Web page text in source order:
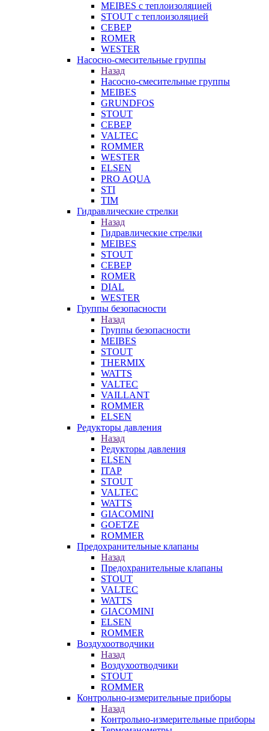
MEIBES с теплоизоляцией
STOUT с теплоизоляцией
СЕВЕР
ROMER
WESTER
Насосно-смесительные группы
Назад
Насосно-смесительные группы
MEIBES
GRUNDFOS
STOUT
СЕВЕР
VALTEC
ROMMER
WESTER
ELSEN
PRO AQUA
STI
TIM
Гидравлические стрелки
Назад
Гидравлические стрелки
MEIBES
STOUT
СЕВЕР
ROMER
DIAL
WESTER
Группы безопасности
Назад
Группы безопасности
MEIBES
STOUT
THERMIX
WATTS
VALTEC
VAILLANT
ROMMER
ELSEN
Редукторы давления
Назад
Редукторы давления
ELSEN
ITAP
STOUT
VALTEC
WATTS
GIACOMINI
GOETZE
ROMMER
Предохранительные клапаны
Назад
Предохранительные клапаны
STOUT
VALTEC
WATTS
GIACOMINI
ELSEN
ROMMER
Воздухоотводчики
Назад
Воздухоотводчики
STOUT
ROMMER
Контрольно-измерительные приборы
Назад
Контрольно-измерительные приборы